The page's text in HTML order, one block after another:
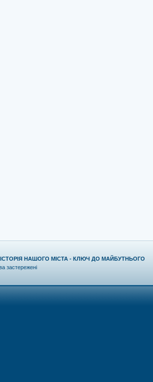
ІСТОРІЯ НАШОГО МІСТА - КЛЮЧ ДО МАЙБУТНЬОГО
застережені